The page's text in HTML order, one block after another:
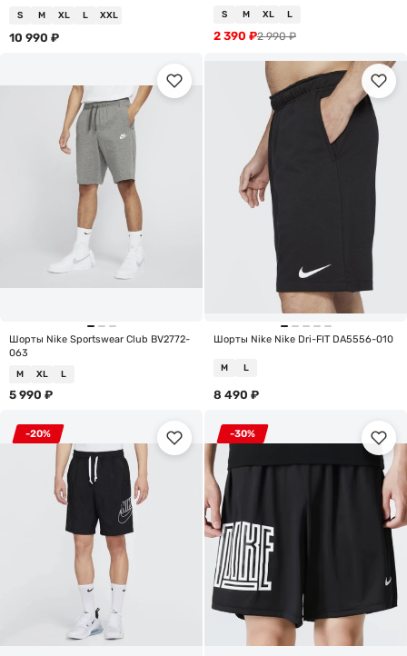
S M XL L XXL
10 990 ₽
S M XL L
2 990₽
2 390 ₽
Шорты Nike Sportswear Club BV2772-
063
M XL L
5 990 ₽
Шорты Nike Nike Dri-FIT DA5556-010
M L
8 490 ₽
-20% -30%